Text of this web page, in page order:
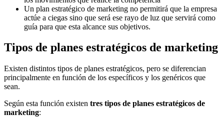
Un plan estratégico de marketing no permitirá que la empresa
actúe a ciegas sino que será ese rayo de luz que servirá como
guía para que esta alcance sus objetivos.
Tipos de planes estratégicos de marketing
Existen distintos tipos de planes estratégicos, pero se diferencian
principalmente en función de los específicos y los genéricos que
sean.
Según esta función existen tres tipos de planes estratégicos de
marketing: